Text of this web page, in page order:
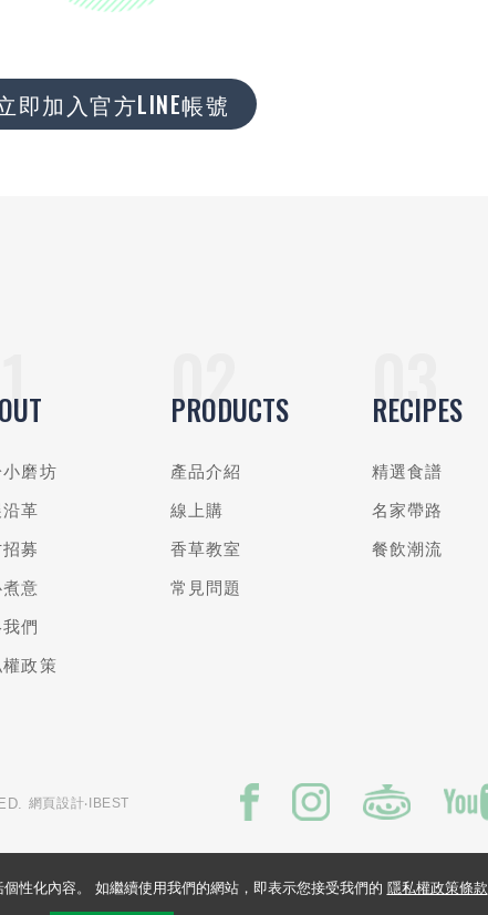
即加入官方LINE帳號
小磨坊
革
招募
意
們
權政策
PRODUCTS
產品介紹
線上購
香草教室
常見問題
RECIPES
精選食譜
名家帶路
餐飲潮流
網頁設計‧IBEST
性化內容。 如繼續使用我們的網站，即表示您接受我們的 隱私權政策條款